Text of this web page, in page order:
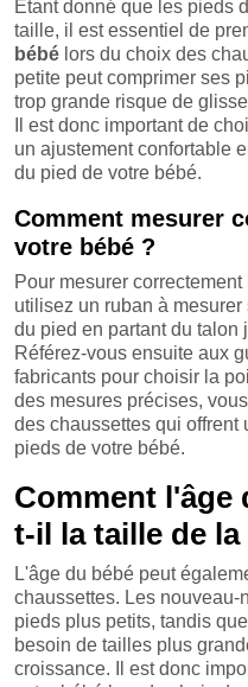
Étant donné que les pieds
taille, il est essentiel de
bébé lors du choix des
petite peut comprimer ses
trop grande risque de
Il est donc important de
un ajustement confortable
du pied de votre bébé.
Comment mesurer
votre bébé ?
Pour mesurer correctement
utilisez un ruban à
du pied en partant du talon
Référez-vous ensuite aux
fabricants pour choisir la
des mesures précises,
des chaussettes qui offrent
pieds de votre bébé.
Comment l'âge
t-il la taille de
L'âge du bébé peut
chaussettes. Les
pieds plus petits, tandis
besoin de tailles plus
croissance. Il est donc